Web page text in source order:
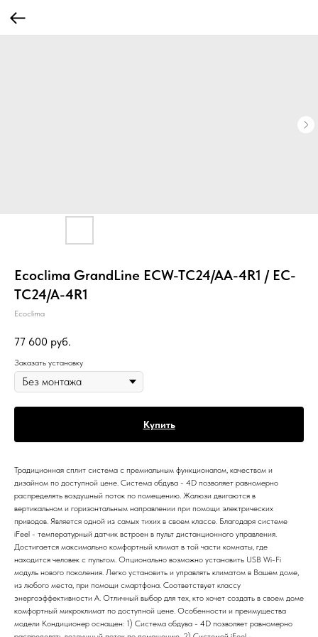
Ecoclima GrandLine ECW-TC24/AA-4R1 / EC-
TC24/A-4R1
Ecoclima
77 600 руб.
Заказать установку
Купить
Традиционная сплит система с премиальным функционалом, качеством и
дизайном по доступной цене. Система обдува - 4D позволяет равномерно
распределять воздушный поток по помещению. Жалюзи двигаются в
вертикальном и горизонтальным направлении при помощи электрических
приводов. Является одной из самых тихих в своем классе. Благодаря системе
iFeel - температурный датчик встроен в пульт дистанционного управления.
Достигается максимально комфортный климат в той части комнаты, где
находится человек с пультом. Опционально возможно установить USB Wi-Fi
модуль нового поколения. Легко установить и управлять климатом в Вашем доме,
из любого места, при помощи смартфона. Соответствует классу
энергоэффективности A. Отличный выбор для тех, кто хочет создать в своем доме
комфортный микроклимат по доступной цене. Особенности и преимущества
модели Кондиционер оснащен: 1) Система обдува - 4D позволяет равномерно